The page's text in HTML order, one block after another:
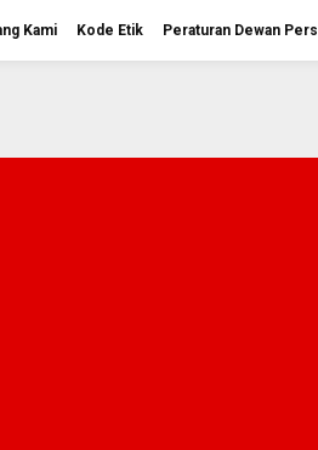
Kami Kode Etik Peraturan Dewan Pers